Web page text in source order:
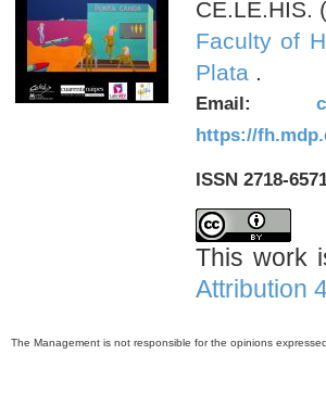
CE.LE.HIS.
Faculty of
Plata .
Email:
https://
ISSN 2718-
This work
Attribution
The Management is not responsible for the opinions